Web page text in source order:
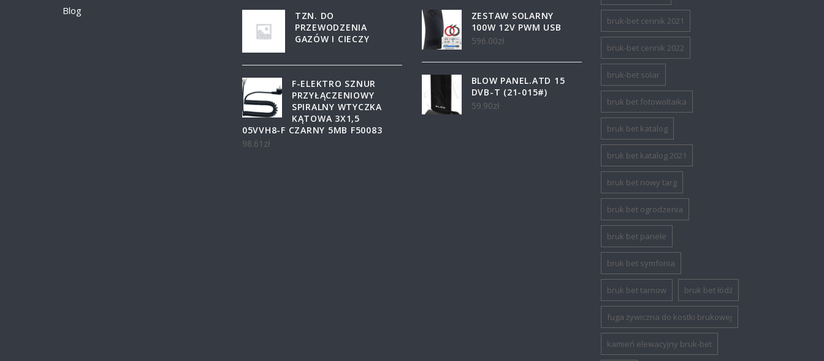
Blog
TZN. DO
PRZEWODZENIA
GAZÓW I CIECZY
F-ELEKTRO SZNUR
PRZYŁĄCZENIOWY
SPIRALNY WTYCZKA
KĄTOWA 3X1,5
05VVH8-F CZARNY 5MB F50083
98.61 zł
ZESTAW SOLARNY
100W 12V PWM USB
596.00zł
BLOW PANEL.ATD 15
DVB-T (21-015#)
59.90zł
bruk-bet cennik 2021
bruk-bet cennik 2022
bruk-bet solar
bruk bet fotowoltaika
bruk bet katalog
bruk bet katalog 2021
bruk bet nowy targ
bruk bet ogrodzenia
bruk bet panele
bruk bet symfonia
bruk bet tarnow bruk bet łódź
fuga żywiczna do kostki brukowej
kamień elewacyjny bruk-bet